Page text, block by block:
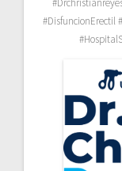
#DisfuncionErectil